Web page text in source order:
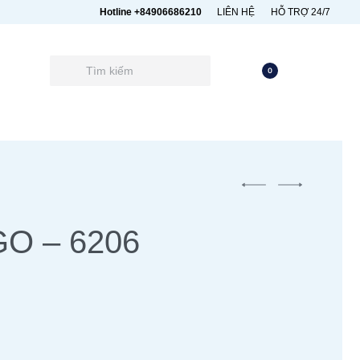
Hotline +84906686210 LIÊN HỆ HỖ TRỢ 24/7
0
– 6206